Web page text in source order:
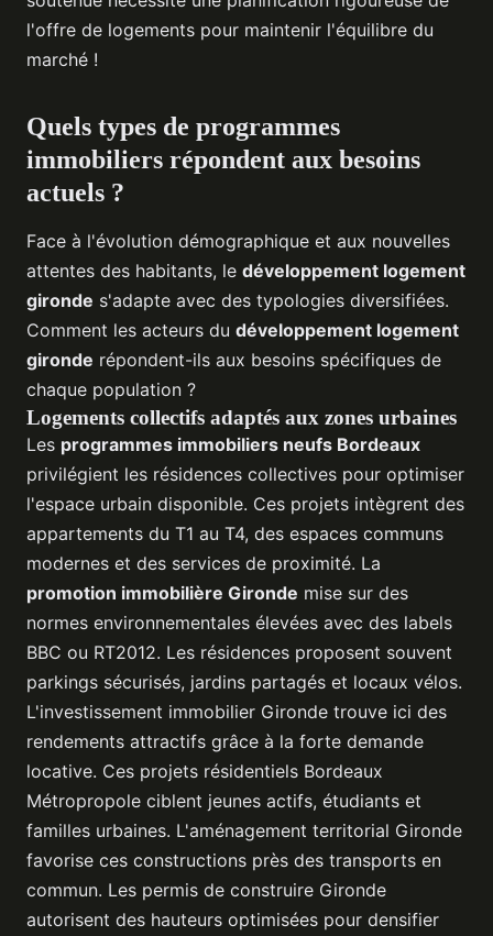
l'offre de logements pour maintenir l'équilibre du
marché !
Quels types de programmes
immobiliers répondent aux besoins
actuels ?
Face à l'évolution démographique et aux nouvelles
attentes des habitants, le développement logement
gironde s'adapte avec des typologies diversifiées.
Comment les acteurs du développement logement
gironde répondent-ils aux besoins spécifiques de
chaque population ?
Logements collectifs adaptés aux zones urbaines
Les programmes immobiliers neufs Bordeaux
privilégient les résidences collectives pour optimiser
l'espace urbain disponible. Ces projets intègrent des
appartements du T1 au T4, des espaces communs
modernes et des services de proximité. La
promotion immobilière Gironde mise sur des
normes environnementales élevées avec des labels
BBC ou RT2012. Les résidences proposent souvent
parkings sécurisés, jardins partagés et locaux vélos.
L'investissement immobilier Gironde trouve ici des
rendements attractifs grâce à la forte demande
locative. Ces projets résidentiels Bordeaux
Métropropole ciblent jeunes actifs, étudiants et
familles urbaines. L'aménagement territorial Gironde
favorise ces constructions près des transports en
commun. Les permis de construire Gironde
autorisent des hauteurs optimisées pour densifier